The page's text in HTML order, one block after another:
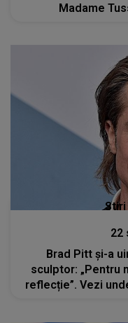
Madame
22
Brad Pitt și-a
sculptor: „Pentru
reflecție”. Vezi